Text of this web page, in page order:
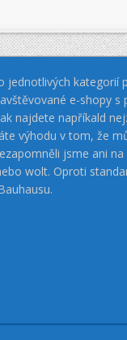
jednotlivých kategorií
e-shopy
najdete napříkald
výhodu v tom, že
jsme ani na
wolt. Oproti